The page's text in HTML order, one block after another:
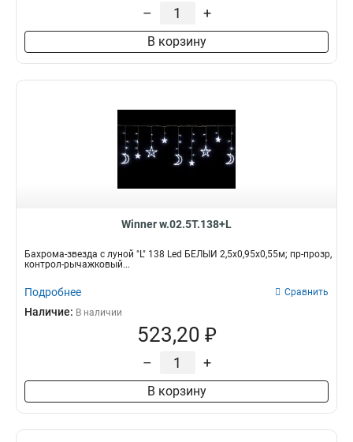
– +
В корзину
Winner w.02.5Т.138+L
Бахрома-звезда с луной "L" 138 Led БЕЛЫЙ 2,5х0,95х0,55м; пр-прозр,
контрол-рычажковый...
Подробнее Сравнить
Наличие: В наличии
523,20 ₽
– +
В корзину